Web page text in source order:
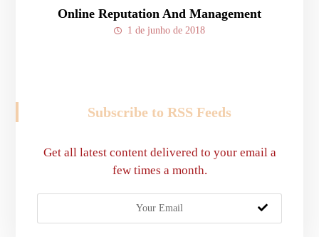
Online Reputation And Management
1 de junho de 2018
Subscribe to RSS Feeds
Get all latest content delivered to your email a
few times a month.